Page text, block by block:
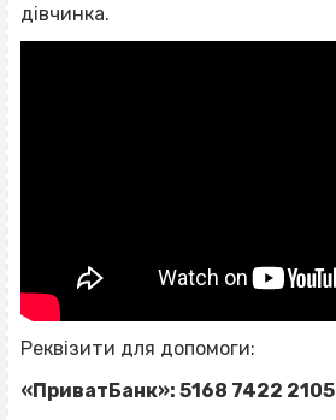
дівчинка.
Реквізити для допомоги:
«ПриватБанк»: 5168 7422